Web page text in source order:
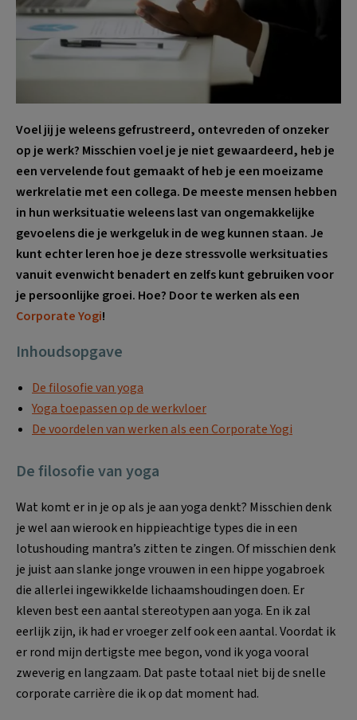
Voel jij je weleens gefrustreerd, ontevreden of onzeker
op je werk? Misschien voel je je niet gewaardeerd, heb je
een vervelende fout gemaakt of heb je een moeizame
werkrelatie met een collega. De meeste mensen hebben
in hun werksituatie weleens last van ongemakkelijke
gevoelens die je werkgeluk in de weg kunnen staan. Je
kunt echter leren hoe je deze stressvolle werksituaties
vanuit evenwicht benadert en zelfs kunt gebruiken voor
je persoonlijke groei. Hoe? Door te werken als een
Corporate Yogi!
Inhoudsopgave
De filosofie van yoga
Yoga toepassen op de werkvloer
De voordelen van werken als een Corporate Yogi
De filosofie van yoga
Wat komt er in je op als je aan yoga denkt? Misschien denk
je wel aan wierook en hippieachtige types die in een
lotushouding mantra’s zitten te zingen. Of misschien denk
je juist aan slanke jonge vrouwen in een hippe yogabroek
die al­lerlei ingewikkelde lichaamshoudingen doen. Er
kleven best een aantal stereoty­pen aan yoga. En ik zal
eerlijk zijn, ik had er vroeger zelf ook een aantal. Voordat ik
er rond mijn dertigste mee begon, vond ik yoga vooral
zweverig en langzaam. Dat paste totaal niet bij de snelle
corporate carrière die ik op dat moment had.